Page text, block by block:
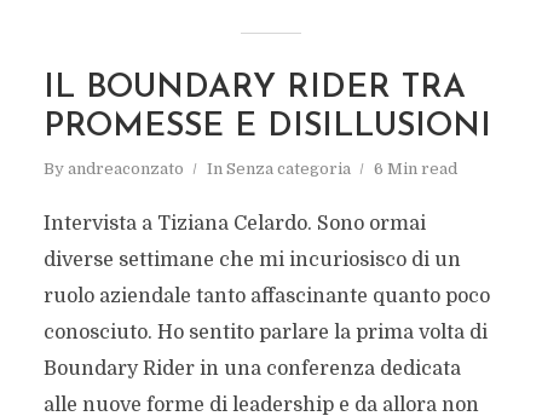
IL BOUNDARY RIDER TRA
PROMESSE E DISILLUSIONI
By andreaconzato In Senza categoria 6 Min read
Intervista a Tiziana Celardo. Sono ormai
diverse settimane che mi incuriosisco di un
ruolo aziendale tanto affascinante quanto poco
conosciuto. Ho sentito parlare la prima volta di
Boundary Rider in una conferenza dedicata
alle nuove forme di leadership e da allora non